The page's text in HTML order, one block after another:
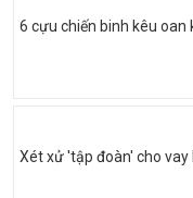
6 cựu chiến binh kêu
Xét xử 'tập đoàn' cho